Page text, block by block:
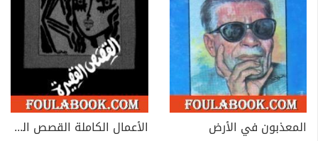
المعذبون في الأرض
الأعمال الكاملة القصص القصيرة الجزء الثاني